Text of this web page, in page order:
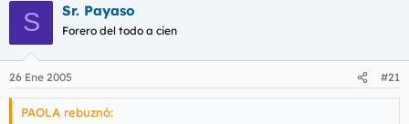
S Sr. Payaso
Forero del todo a cien
26 Ene 2005 #21
PAOLA rebuznó: